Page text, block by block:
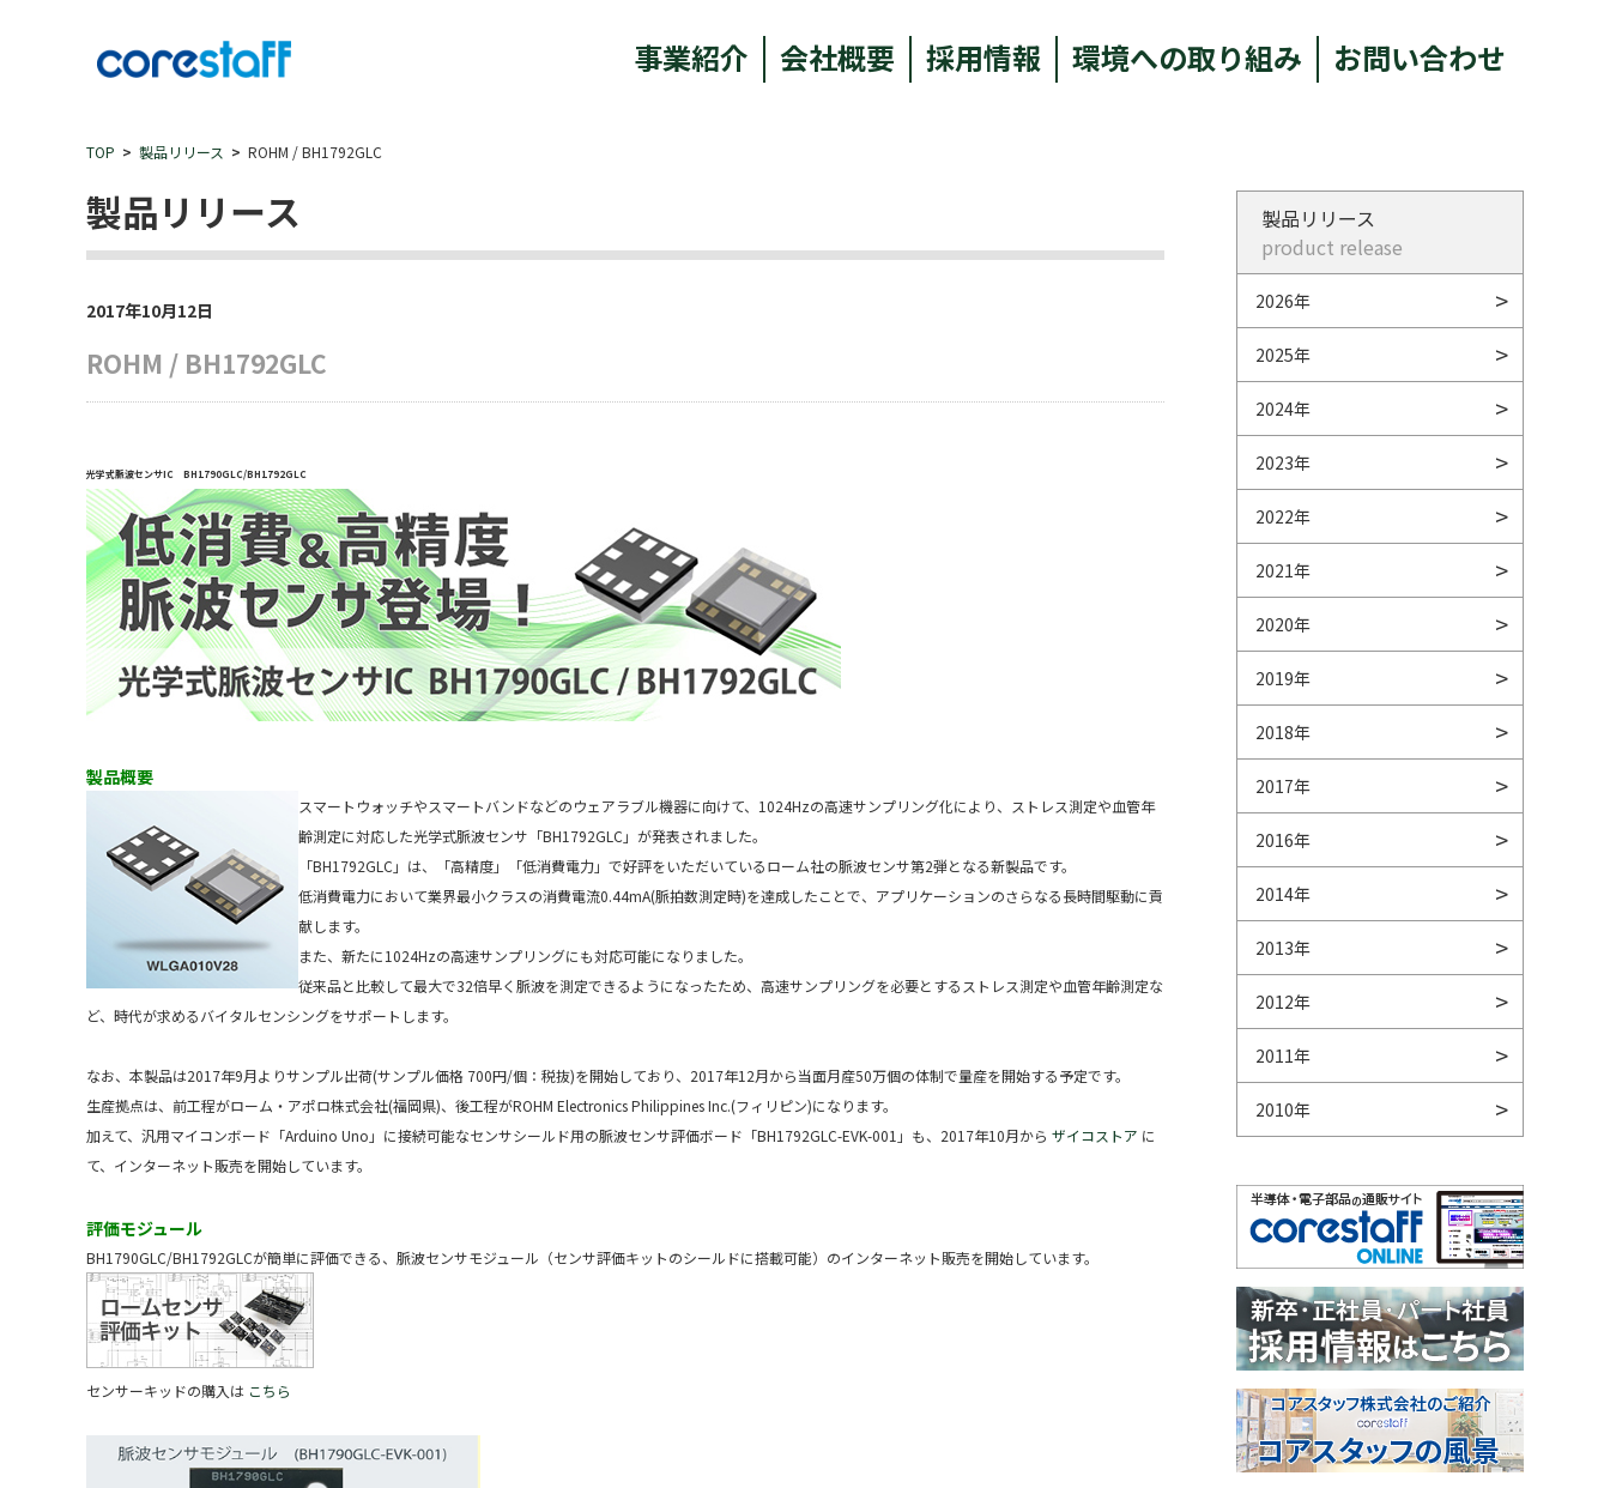
事業紹介 会社概要 採用情報 環境への取り組み お問い合わせ
TOP 製品リリース ROHM / BH1792GLC
製品リリース
2017年10月12日
ROHM / BH1792GLC
光学式脈波センサIC BH1790GLC/BH1792GLC
製品概要
スマートウォッチやスマートバンドなどのウェアラブル機器に向けて、1024Hzの高速サンプリング化により、ストレス測定や血管年
齢測定に対応した光学式脈波センサ「BH1792GLC」が発表されました。
「BH1792GLC」は、「高精度」「低消費電力」で好評をいただいているローム社の脈波センサ第2弾となる新製品です。
低消費電力において業界最小クラスの消費電流0.44mA(脈拍数測定時)を達成したことで、アプリケーションのさらなる長時間駆動に貢
献します。
また、新たに1024Hzの高速サンプリングにも対応可能になりました。
従来品と比較して最大で32倍早く脈波を測定できるようになったため、高速サンプリングを必要とするストレス測定や血管年齢測定な
ど、時代が求めるバイタルセンシングをサポートします。
なお、本製品は2017年9月よりサンプル出荷(サンプル価格 700円/個：税抜)を開始しており、2017年12月から当面月産50万個の体制で量産を開始する予定です。
生産拠点は、前工程がローム・アポロ株式会社(福岡県)、後工程がROHM Electronics Philippines Inc.(フィリピン)になります。
加えて、汎用マイコンボード「Arduino Uno」に接続可能なセンサシールド用の脈波センサ評価ボード「BH1792GLC-EVK-001」も、2017年10月から ザイコストア に
て、インターネット販売を開始しています。
評価モジュール
BH1790GLC/BH1792GLCが簡単に評価できる、脈波センサモジュール（センサ評価キットのシールドに搭載可能）のインターネット販売を開始しています。
センサーキッドの購入は こちら
製品リリース
product release
2026年
2025年
2024年
2023年
2022年
2021年
2020年
2019年
2018年
2017年
2016年
2014年
2013年
2012年
2011年
2010年